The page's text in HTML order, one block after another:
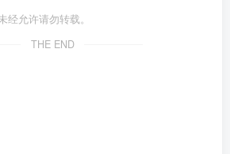
允许请勿转载。
THE END